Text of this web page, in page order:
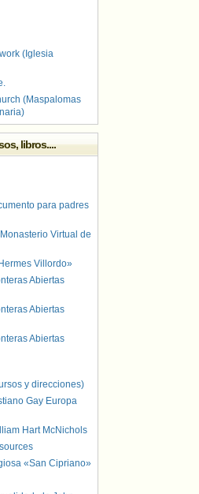
(Iglesia
(Maspalomas
libros....
para padres
Virtual de
Villordo»
Abiertas
Abiertas
Abiertas
y direcciones)
Gay Europa
Hart McNichols
«San Cipriano»